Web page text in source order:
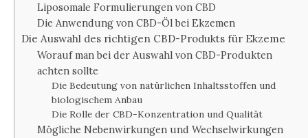
Liposomale Formulierungen von CBD
Die Anwendung von CBD-Öl bei Ekzemen
Die Auswahl des richtigen CBD-Produkts für Ekzeme
Worauf man bei der Auswahl von CBD-Produkten
achten sollte
Die Bedeutung von natürlichen Inhaltsstoffen und
biologischem Anbau
Die Rolle der CBD-Konzentration und Qualität
Mögliche Nebenwirkungen und Wechselwirkungen